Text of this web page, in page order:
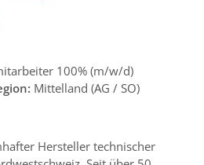
100% (m/w/d)
Mittelland (AG / SO)
Hersteller technischer